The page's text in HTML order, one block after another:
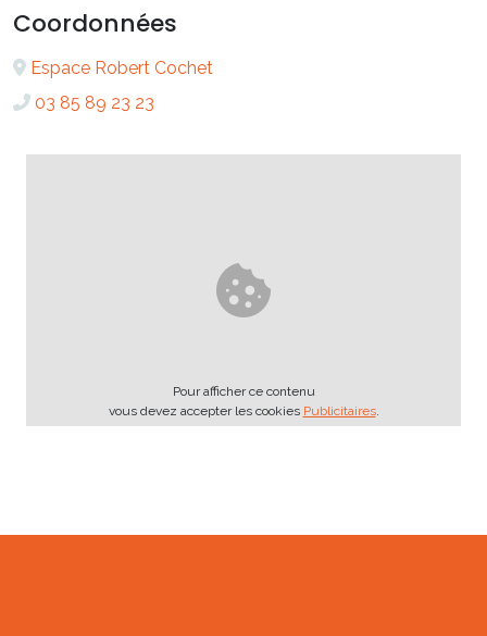
Coordonnées
Espace Robert Cochet
03 85 89 23 23
Pour afficher ce contenu
vous devez accepter les cookies Publicitaires.